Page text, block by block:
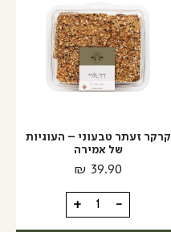
קרקר זעתר טבעוני – העוגיות
של אמירה
₪ 39.90
-
כמות
של
+